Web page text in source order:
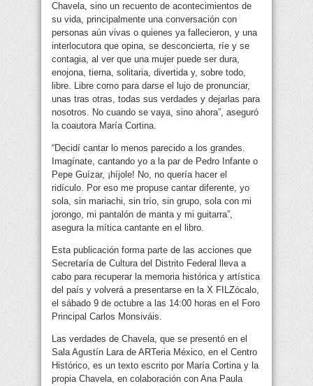
Chavela, sino un recuento de acontecimientos de
su vida, principalmente una conversación con
personas aún vivas o quienes ya fallecieron, y una
interlocutora que opina, se desconcierta, ríe y se
contagia, al ver que una mujer puede ser dura,
enojona, tierna, solitaria, divertida y, sobre todo,
libre. Libre como para darse el lujo de pronunciar,
unas tras otras, todas sus verdades y dejarlas para
nosotros. No cuando se vaya, sino ahora”, aseguró
la coautora María Cortina.
“Decidí cantar lo menos parecido a los grandes.
Imagínate, cantando yo a la par de Pedro Infante o
Pepe Guízar, ¡híjole! No, no quería hacer el
ridículo. Por eso me propuse cantar diferente, yo
sola, sin mariachi, sin trío, sin grupo, sola con mi
jorongo, mi pantalón de manta y mi guitarra”,
asegura la mítica cantante en el libro.
Esta publicación forma parte de las acciones que
Secretaría de Cultura del Distrito Federal lleva a
cabo para recuperar la memoria histórica y artística
del país y volverá a presentarse en la X FILZócalo,
el sábado 9 de octubre a las 14:00 horas en el Foro
Principal Carlos Monsiváis.
Las verdades de Chavela, que se presentó en el
Sala Agustín Lara de ARTeria México, en el Centro
Histórico, es un texto escrito por María Cortina y la
propia Chavela, en colaboración con Ana Paula